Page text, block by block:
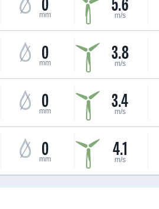
mm m/s
0
mm 3.8
m/s
0
mm 3.4
m/s
0
mm 4.1
m/s